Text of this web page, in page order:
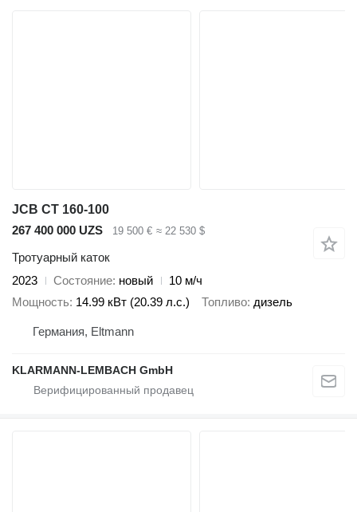
JCB CT 160-100
267 400 000 UZS
19 500 € ≈ 22 530 $
Тротуарный каток
2023
Состояние новый
10 м/ч
Мощность 14.99 кВт (20.39 л.с.) Топливо дизель
Германия, Eltmann
KLARMANN-LEMBACH GmbH